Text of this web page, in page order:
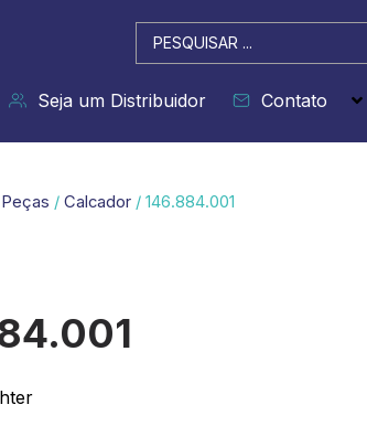
Pesquisar
...
Seja um Distribuidor Contato
Peças / Calcador / 146.884.001